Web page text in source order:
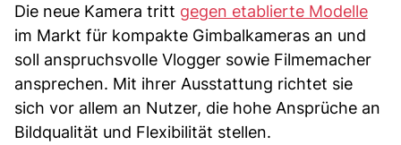
Die neue Kamera tritt gegen etablierte Modelle
im Markt für kompakte Gimbalkameras an und
soll anspruchsvolle Vlogger sowie Filmemacher
ansprechen. Mit ihrer Ausstattung richtet sie
sich vor allem an Nutzer, die hohe Ansprüche an
Bildqualität und Flexibilität stellen.